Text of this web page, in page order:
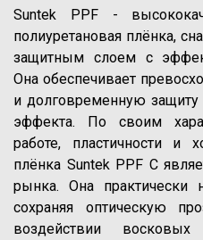
Suntek PPF -
полиуретановая плёнка,
защитным слоем с
Она обеспечивает
и долговременную защиту
эффекта. По своим
работе, пластичности и
плёнка Suntek PPF C
рынка. Она практически
сохраняя оптическую
воздействии